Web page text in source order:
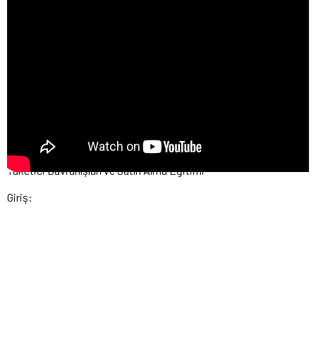
Tüketici Davranışları ve Satın Alma Eğitimi
Giriş: